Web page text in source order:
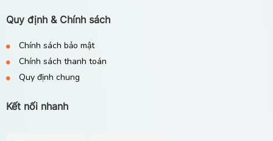
Quy định & Chính sách
Chính sách bảo mật
Chính sách thanh toán
Quy định chung
Kết nối nhanh